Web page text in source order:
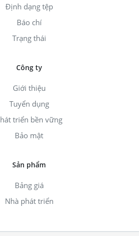
Định dạng tệp
Báo chí
Trạng thái
Công ty
Giới thiệu
Tuyển dụng
triển bền vững
Bảo mật
Sản phẩm
Bảng giá
Nhà phát triển